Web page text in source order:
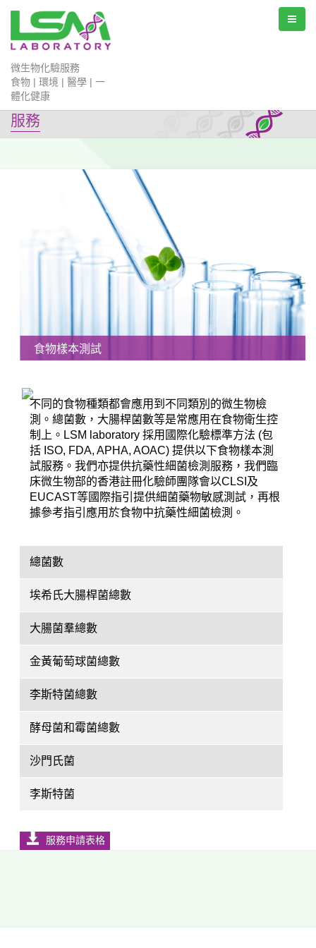
微生物化驗服務
食物 | 環境 | 醫學 | 一
體化健康
服務
食物樣本測試
不同的食物種類都會應用到不同類別的微生物檢
測。總菌數，大腸桿菌數等是常應用在食物衛生控
制上。LSM laboratory 採用國際化驗標準方法 (包
括 ISO, FDA, APHA, AOAC) 提供以下食物樣本測
試服務。我們亦提供抗藥性細菌檢測服務，我們臨
床微生物部的香港註冊化驗師團隊會以CLSI及
EUCAST等國際指引提供細菌藥物敏感測試，再根
據參考指引應用於食物中抗藥性細菌檢測。
總菌數
埃希氏大腸桿菌總數
大腸菌羣總數
金黃葡萄球菌總數
李斯特菌總數
酵母菌和霉菌總數
沙門氏菌
李斯特菌
服務申請表格